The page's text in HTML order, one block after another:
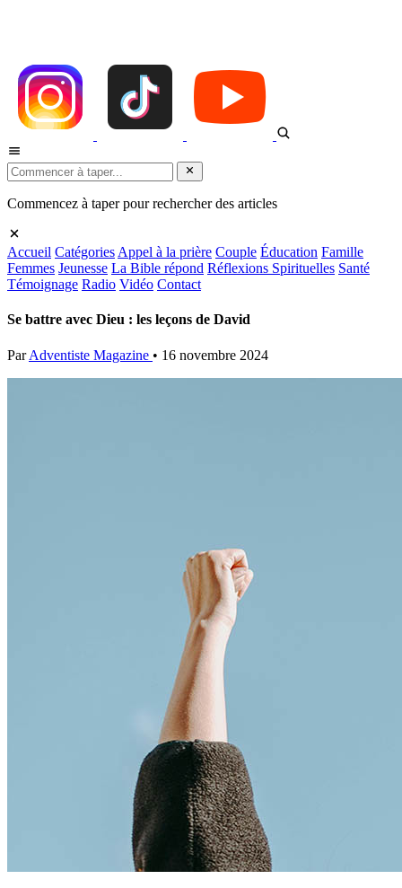
Commencez à taper pour rechercher des articles
Accueil Catégories Appel à la prière Couple Éducation Famille
Femmes Jeunesse La Bible répond Réflexions Spirituelles Santé
Témoignage Radio Vidéo Contact
Se battre avec Dieu : les leçons de David
Par Adventiste Magazine • 16 novembre 2024